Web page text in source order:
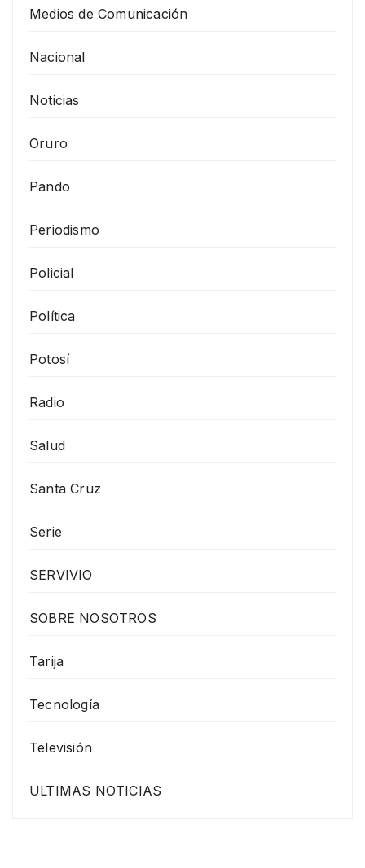
Medios de Comunicación
Nacional
Noticias
Oruro
Pando
Periodismo
Policial
Política
Potosí
Radio
Salud
Santa Cruz
Serie
SERVIVIO
SOBRE NOSOTROS
Tarija
Tecnología
Televisión
ULTIMAS NOTICIAS